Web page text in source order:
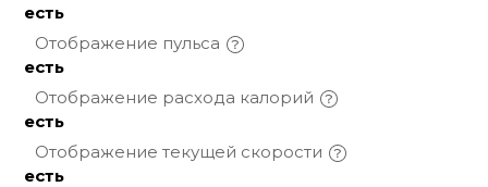
есть
Отображение пульса
есть
Отображение расхода калорий
есть
Отображение текущей скорости
есть